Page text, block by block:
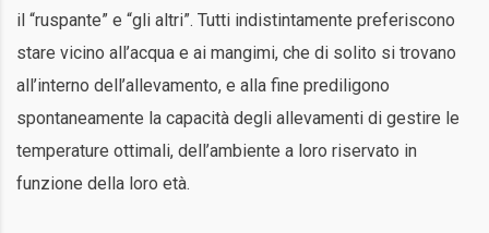
il “ruspante” e “gli altri”. Tutti indistintamente preferiscono
stare vicino all’acqua e ai mangimi, che di solito si trovano
all’interno dell’allevamento, e alla fine prediligono
spontaneamente la capacità degli allevamenti di gestire le
temperature ottimali, dell’ambiente a loro riservato in
funzione della loro età.